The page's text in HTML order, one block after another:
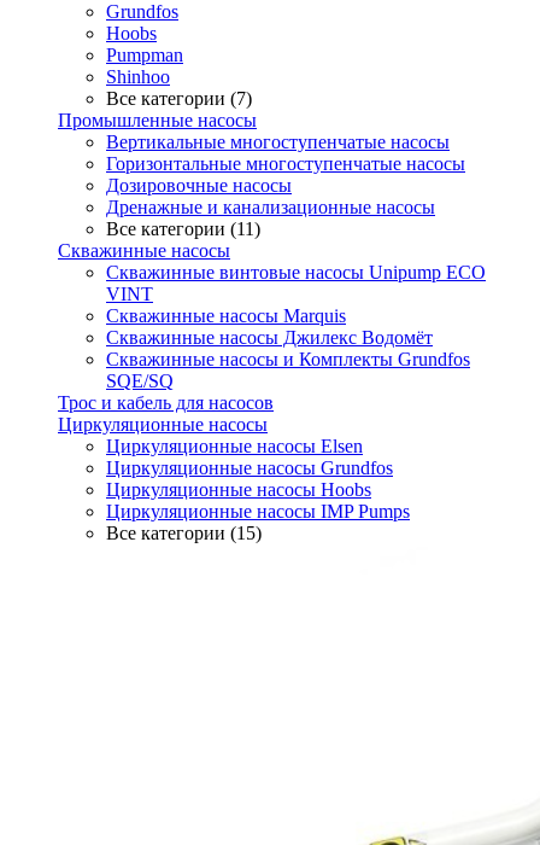
Grundfos
Hoobs
Pumpman
Shinhoo
Все категории (7)
Промышленные насосы
Вертикальные многоступенчатые насосы
Горизонтальные многоступенчатые насосы
Дозировочные насосы
Дренажные и канализационные насосы
Все категории (11)
Скважинные насосы
Скважинные винтовые насосы Unipump ECO
VINT
Скважинные насосы Marquis
Скважинные насосы Джилекс Водомёт
Скважинные насосы и Комплекты Grundfos
SQE/SQ
Трос и кабель для насосов
Циркуляционные насосы
Циркуляционные насосы Elsen
Циркуляционные насосы Grundfos
Циркуляционные насосы Hoobs
Циркуляционные насосы IMP Pumps
Все категории (15)